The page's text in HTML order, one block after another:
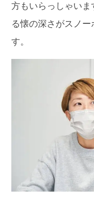
方もいらっしゃい
る懐の深さがスノ
す。